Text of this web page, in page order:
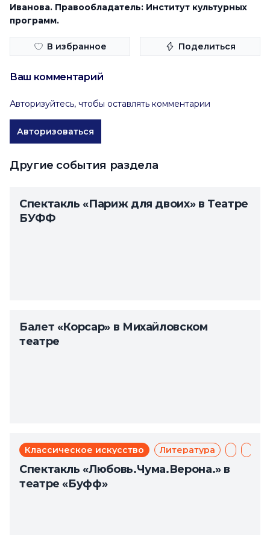
Иванова. Правообладатель: Институт культурных
программ.
В избранное Поделиться
Ваш комментарий
Авторизуйтесь, чтобы оставлять комментарии
Авторизоваться
Другие события раздела
Спектакль «Париж для двоих» в Театре
БУФФ
Балет «Корсар» в Михайловском
театре
Классическое искусство Литература Мюзикл
Спектакль «Любовь.Чума.Верона.» в
театре «Буфф»